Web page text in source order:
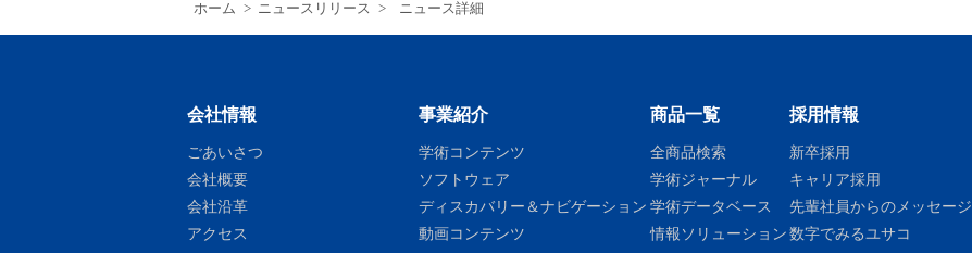
ホーム > ニュースリリース > ニュース詳細
会社情報
ごあいさつ
会社概要
会社沿革
アクセス
事業紹介
学術コンテンツ
ソフトウェア
ディスカバリー＆ナビゲーション
動画コンテンツ
商品一覧
全商品検索
学術ジャーナル
学術データベース
情報ソリューション
採用情報
新卒採用
キャリア採用
先輩社員からのメッセージ
数字でみるユサコ